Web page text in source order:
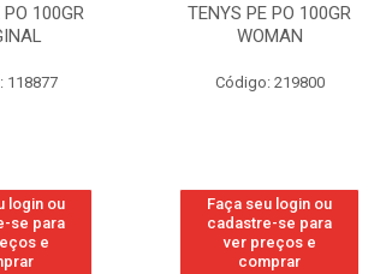
100GR
118877
login ou
se para
e
TENYS PE PO 100GR
WOMAN
Código: 219800
Faça seu login ou
cadastre-se para
ver preços e
comprar